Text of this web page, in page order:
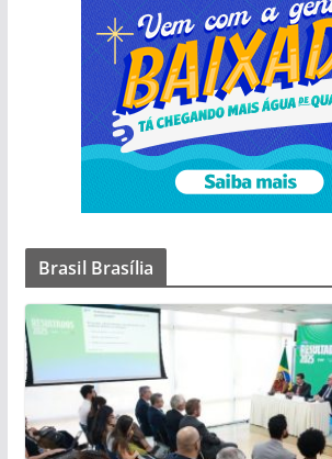
Brasil Brasília